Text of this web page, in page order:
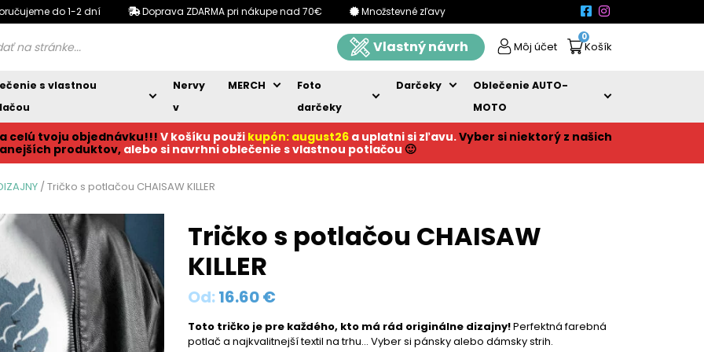
do 1-2 dní Doprava ZDARMA pri nákupe nad 70€ Množstevné zľavy
Vlastný návrh Môj účet
0
Košík
s vlastnou
Nervy
v
MERCH
Foto
darčeky
Darčeky
Oblečenie AUTO-
MOTO
celú tvoju objednávku!!! V košíku použi kupón: august26 a uplatni si zľavu.Vyber si niektorý z našich
produktov,alebo si navrhni oblečenie s vlastnou potlačou 🙂
/ Tričko s potlačou CHAISAW KILLER
Tričko s potlačou CHAISAW
KILLER
Od:16.60€
Toto tričko je pre každého, kto má rád originálne dizajny!Perfektná farebná
potlač a najkvalitnejší textil na trhu… Vyber si pánsky alebo dámsky strih.